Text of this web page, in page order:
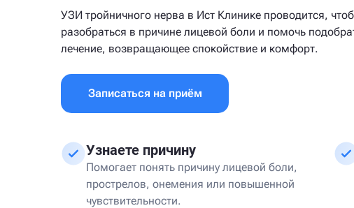
УЗИ тройничного нерва в Ист Клинике проводится,
разобраться в причине лицевой боли и помочь
лечение, возвращающее спокойствие и комфорт.
Записаться на приём
Узнаете причину
Помогает понять причину лицевой боли,
прострелов, онемения или повышенной
чувствительности.